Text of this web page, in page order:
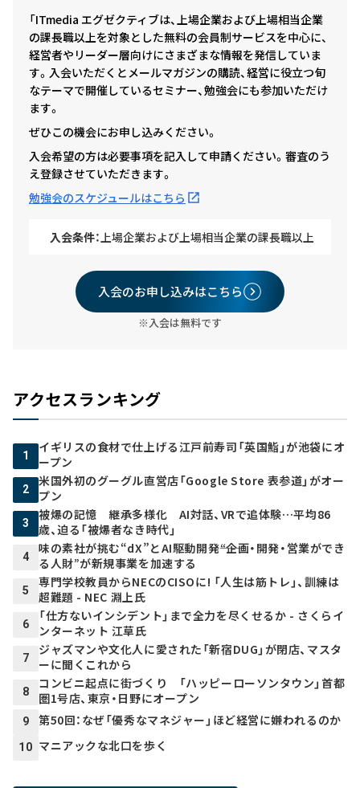
「ITmedia エグゼクティブは、上場企業および上場相当企業
の課長職以上を対象とした無料の会員制サービスを中心に、
経営者やリーダー層向けにさまざまな情報を発信していま
す。入会いただくとメールマガジンの購読、経営に役立つ旬
なテーマで開催しているセミナー、勉強会にも参加いただけ
ます。
ぜひこの機会にお申し込みください。
入会希望の方は必要事項を記入して申請ください。審査のう
え登録させていただきます。
勉強会のスケジュールはこちら
入会条件： 上場企業および上場相当企業の課長職以上
入会のお申し込みはこちら
※入会は無料です
アクセスランキング
1
イギリスの食材で仕上げる江戸前寿司「英国鮨」が池袋にオ
ープン
2
米国外初のグーグル直営店「Google Store 表参道」がオー
プン
3
被爆の記憶 継承多様化 AI対話、VRで追体験…平均86
歳、迫る「被爆者なき時代」
4
味の素社が挑む“dX”とAI駆動開発――“企画・開発・営業ができ
る人財”が新規事業を加速する
5
専門学校教員からNECのCISOに! 「人生は筋トレ」、訓練は
超難題 - NEC 淵上氏
6
「仕方ないインシデント」まで全力を尽くせるか - さくらイ
ンターネット 江草氏
7
ジャズマンや文化人に愛された「新宿DUG」が閉店、マスタ
ーに聞くこれから
8
コンビニ起点に街づくり 「ハッピーローソンタウン」首都
圏1号店、東京・日野にオープン
9 第50回：なぜ「優秀なマネジャー」ほど経営に嫌われるのか
10 マニアックな北口を歩く